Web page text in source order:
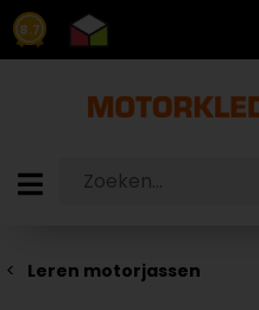
8.7
Leren motorjassen